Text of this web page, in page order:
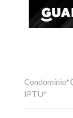
Condomínio*
IPTU*